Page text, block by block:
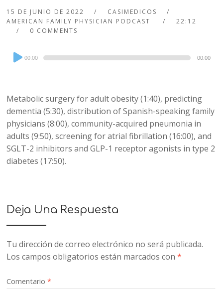
15 DE JUNIO DE 2022
CASIMEDICOS
AMERICAN FAMILY PHYSICIAN PODCAST
22:12
0 COMMENTS
Audio
Player
00:00 00:00
Metabolic surgery for adult obesity (1:40), predicting
dementia (5:30), distribution of Spanish-speaking family
physicians (8:00), community-acquired pneumonia in
adults (9:50), screening for atrial fibrillation (16:00), and
SGLT-2 inhibitors and GLP-1 receptor agonists in type 2
diabetes (17:50).
Deja Una Respuesta
Tu dirección de correo electrónico no será publicada.
Los campos obligatorios están marcados con*
Comentario*